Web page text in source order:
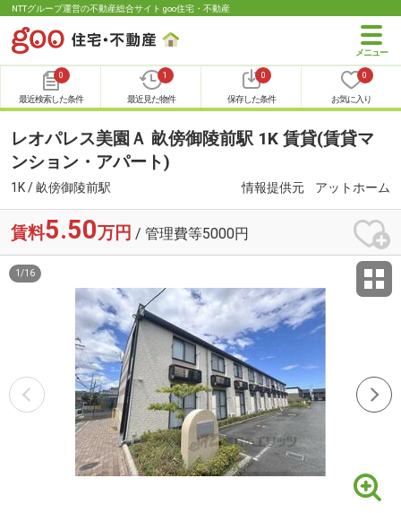
NTTグループ運営の不動産総合サイト goo住宅・不動産
0
最近検索した条件
1
最近見た物件
0
保存した条件
0
お気に入り
レオパレス美園Ａ 畝傍御陵前駅 1K 賃貸(賃貸マ
ンション・アパート)
1K / 畝傍御陵前駅 情報提供元 アットホーム
賃料5.50万円 / 管理費等5000円
1 /16